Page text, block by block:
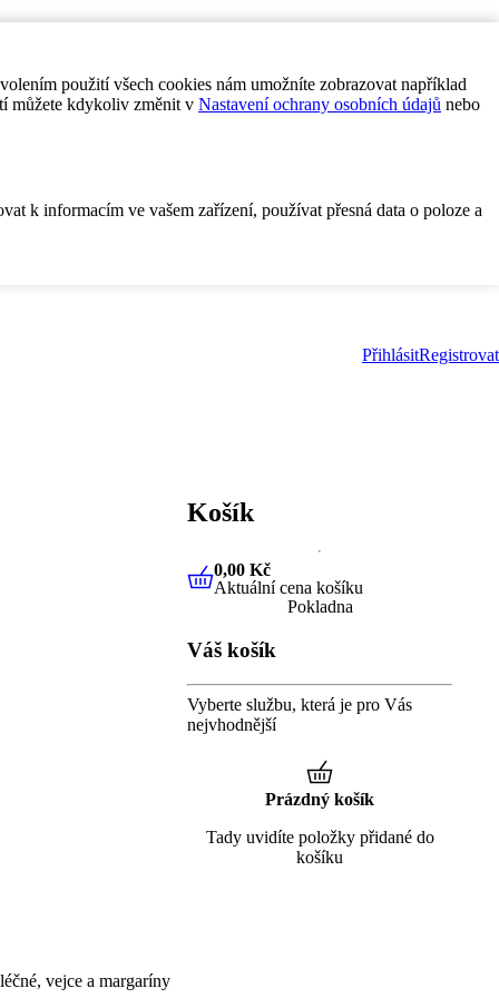
použití všech cookies nám umožníte zobrazovat například
můžete kdykoliv změnit v Nastavení ochrany osobních údajů nebo
k informacím ve vašem zařízení, používat přesná data o poloze a
PřihlásitRegistrovat
vejce a margaríny
Košík
0,00 KčAktuální cena košíku
0,00 Kč
Aktuální cena košíku
Pokladna
Váš košík
Vyberte službu, která je pro Vás
nejvhodnější
Prázdný košík
Tady uvidíte položky přidané do
košíku